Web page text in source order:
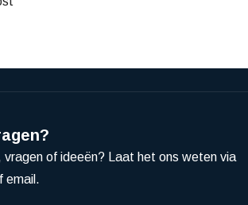
vragen of ideeën? Laat het ons weten via
email.